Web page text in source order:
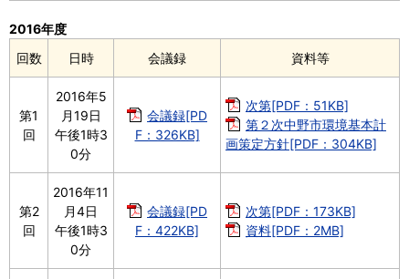
回数 日時 会議録 資料等
2016年度
第1
回
2016年5
月19日
午後1時3
0分
会議録[PD
F：326KB]
次第[PDF：51KB]
第２次中野市環境基本計
画策定方針[PDF：304KB]
第2
回
2016年11
月4日
午後1時3
0分
会議録[PD
F：422KB]
次第[PDF：173KB]
資料[PDF：2MB]